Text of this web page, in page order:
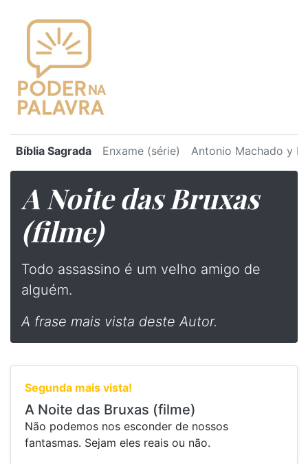
Bíblia Sagrada Enxame (série) Antonio Machado y
A Noite das Bruxas
(filme)
Todo assassino é um velho amigo de
alguém.
A frase mais vista deste Autor.
Segunda mais vista!
A Noite das Bruxas (filme)
Não podemos nos esconder de nossos
fantasmas. Sejam eles reais ou não.